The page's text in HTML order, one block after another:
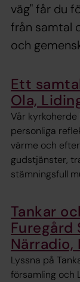
väg" får du
från samtal
och
Ett
Ola,
Vår kyrkoherde
personliga
värme och
gudstjänster,
stämningsfull
Tankar
Furegård
Närradio,
Lyssna på
församling och